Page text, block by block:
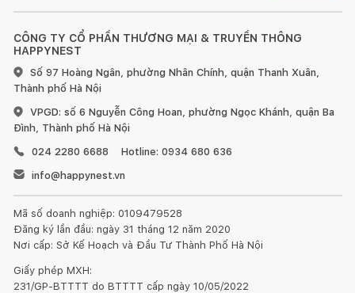
CÔNG TY CỔ PHẦN THƯƠNG MẠI & TRUYỀN THÔNG
HAPPYNEST
Số 97 Hoàng Ngân, phường Nhân Chính, quận Thanh Xuân,
Thành phố Hà Nội
VPGD: số 6 Nguyễn Công Hoan, phường Ngọc Khánh, quận Ba
Đình, Thành phố Hà Nội
024 2280 6688
Hotline: 0934 680 636
info@happynest.vn
Mã số doanh nghiệp: 0109479528
Đăng ký lần đầu: ngày 31 tháng 12 năm 2020
Nơi cấp: Sở Kế Hoạch và Đầu Tư Thành Phố Hà Nội
Giấy phép MXH:
231/GP-BTTTT do BTTTT cấp ngày 10/05/2022